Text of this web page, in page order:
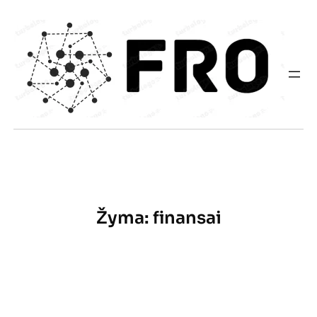
turinio
Žyma: finansai